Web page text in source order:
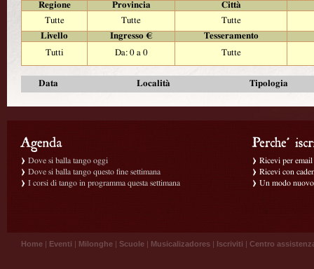
Regione
Provincia
Città
Tutte
Tutte
Tutte
Livello
Ingresso €
Tesseramento
Tutti
Da: 0 a 0 Tutte
Data Località Tipologia
Dove si balla tango oggi
Dove si balla tango questo fine settimana
I corsi di tango in programma questa settimana
Ricevi per
Ricevi con
Un modo
Home | Eventi | Milonghe | Scuole | Musicalizadores | Iscriviti | Centro